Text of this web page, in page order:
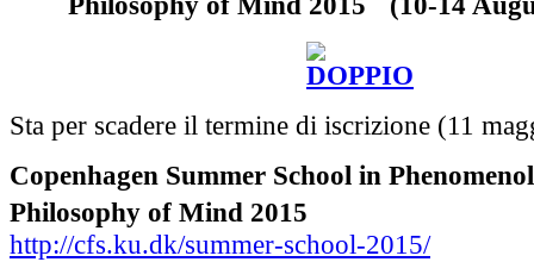
Sta per scadere il termine di iscrizione (11
Copenhagen Summer School in
Philosophy of Mind 2015
http://cfs.ku.dk/summer-school-2015/